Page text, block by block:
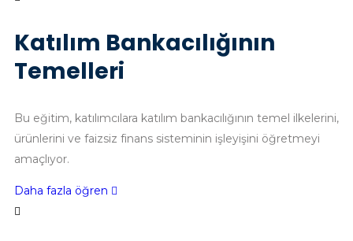
Katılım Bankacılığının
Temelleri
Bu eğitim, katılımcılara katılım bankacılığının temel ilkelerini,
ürünlerini ve faizsiz finans sisteminin işleyişini öğretmeyi
amaçlıyor.
Daha fazla öğren